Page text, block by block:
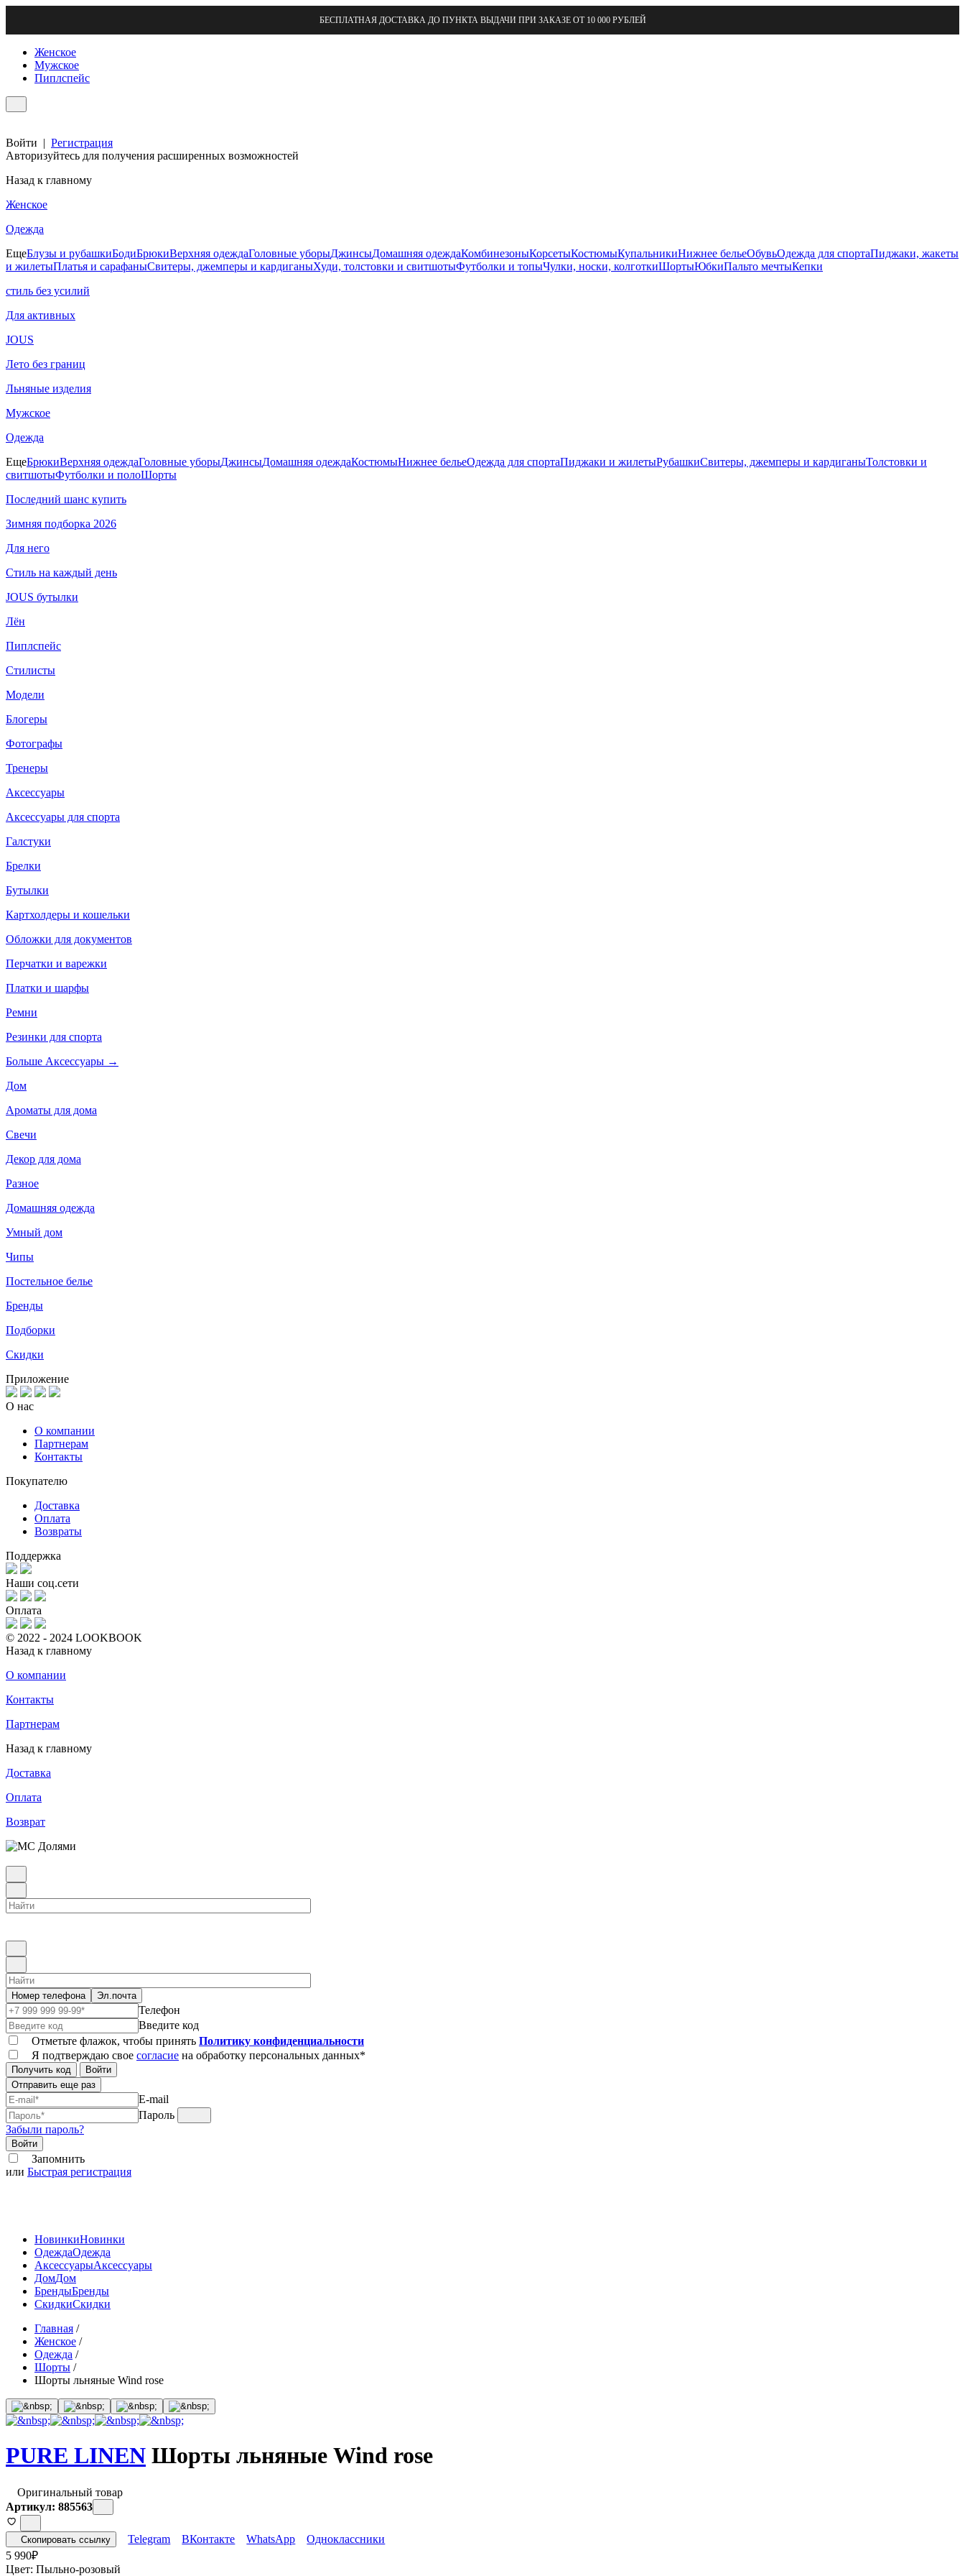
БЕСПЛАТНАЯ ДОСТАВКА ДО ПУНКТА ВЫДАЧИ ПРИ ЗАКАЗЕ ОТ 10 000 РУБЛЕЙ
Женское
Мужское
Пиплспейс
Войти | Регистрация
Авторизуйтесь для получения расширенных возможностей
Назад к главному
Женское
Одежда
ЕщеБлузы и рубашкиБодиБрюкиВерхняя одеждаГоловные уборыДжинсыДомашняя одеждаКомбинезоныКорсетыКостюмыКупальникиНижнее бельеОбувьОдежда для спортаПиджаки, жакеты
и жилетыПлатья и сарафаныСвитеры, джемперы и кардиганыХуди, толстовки и свитшотыФутболки и топыЧулки, носки, колготкиШортыЮбкиПальто мечтыКепки
стиль без усилий
Для активных
JOUS
Лето без границ
Льняные изделия
Мужское
Одежда
ЕщеБрюкиВерхняя одеждаГоловные уборыДжинсыДомашняя одеждаКостюмыНижнее бельеОдежда для спортаПиджаки и жилетыРубашкиСвитеры, джемперы и кардиганыТолстовки и
свитшотыФутболки и полоШорты
Последний шанс купить
Зимняя подборка 2026
Для него
Стиль на каждый день
JOUS бутылки
Лён
Пиплспейс
Стилисты
Модели
Блогеры
Фотографы
Тренеры
Аксессуары
Аксессуары для спорта
Галстуки
Брелки
Бутылки
Картхолдеры и кошельки
Обложки для документов
Перчатки и варежки
Платки и шарфы
Ремни
Резинки для спорта
Больше Аксессуары →
Дом
Ароматы для дома
Свечи
Декор для дома
Разное
Домашняя одежда
Умный дом
Чипы
Постельное белье
Бренды
Подборки
Скидки
Приложение
О нас
О компании
Партнерам
Контакты
Покупателю
Доставка
Оплата
Возвраты
Поддержка
Наши соц.сети
Оплата
© 2022 - 2024 LOOKBOOK
Назад к главному
О компании
Контакты
Партнерам
Назад к главному
Доставка
Оплата
Возврат
Номер телефона Эл.почта
Телефон
Введите код
Отметьте флажок, чтобы принять Политику конфиденциальности
Я подтверждаю свое согласие на обработку персональных данных*
Получить код
Войти
Отправить еще раз
E-mail
Пароль
Забыли пароль?
Войти
Запомнить
или Быстрая регистрация
НовинкиНовинки
ОдеждаОдежда
АксессуарыАксессуары
ДомДом
БрендыБренды
СкидкиСкидки
Главная /
Женское /
Одежда /
Шорты /
Шорты льняные Wind rose
PURE LINEN Шорты льняные Wind rose
Оригинальный товар
Артикул: 885563
Скопировать ссылку Telegram ВКонтакте WhatsApp
Одноклассники
5 990₽
Цвет: Пыльно-розовый